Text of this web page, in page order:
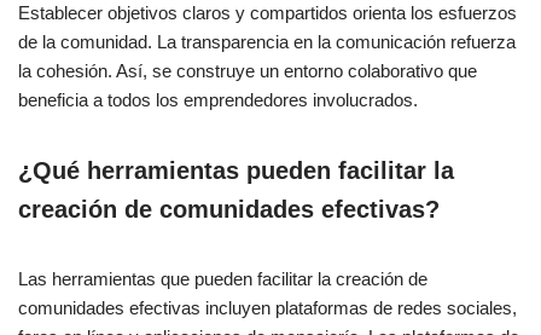
Establecer objetivos claros y compartidos orienta los esfuerzos
de la comunidad. La transparencia en la comunicación refuerza
la cohesión. Así, se construye un entorno colaborativo que
beneficia a todos los emprendedores involucrados.
¿Qué herramientas pueden facilitar la
creación de comunidades efectivas?
Las herramientas que pueden facilitar la creación de
comunidades efectivas incluyen plataformas de redes sociales,